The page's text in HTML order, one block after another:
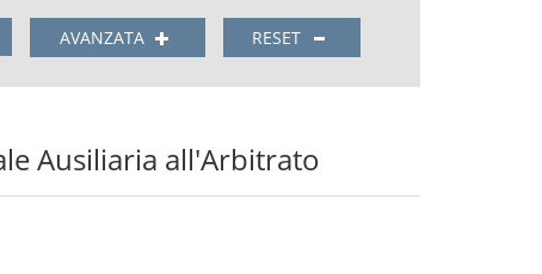
AVANZATA RESET
Ausiliaria all'Arbitrato